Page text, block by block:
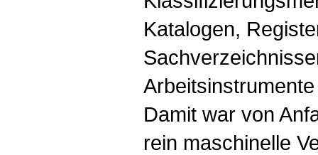
Katalogen,
Damit war von
rein maschinelle